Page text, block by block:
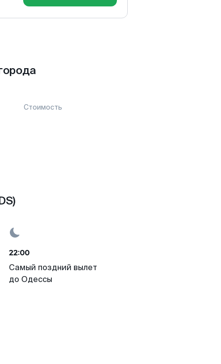
Стоимость
22:00
Самый поздний вылет
до Одессы